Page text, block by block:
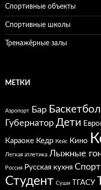
Спортивные объекты
Спортивные школы
Тренажёрные залы
МЕТКИ
Аэропорт Бар Баскетбол
Губернатор Дети
Караоке Кедр Кейс Кино
Легкая атлетика Лыжные
Россия Русская кухня Спорт
Студент Суши ТГАСУ